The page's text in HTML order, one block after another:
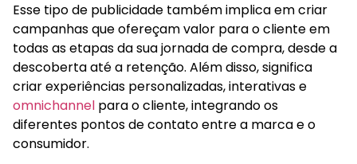
Esse tipo de publicidade também implica em criar
campanhas que ofereçam valor para o cliente em
todas as etapas da sua jornada de compra, desde a
descoberta até a retenção. Além disso, significa
criar experiências personalizadas, interativas e
omnichannel para o cliente, integrando os
diferentes pontos de contato entre a marca e o
consumidor.